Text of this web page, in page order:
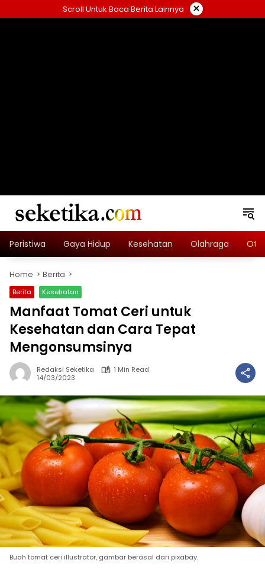
to
Scroll Untuk Baca Berita Lainnya ×
Peristiwa Gaya Hidup Kesehatan Olahraga
Home Berita
Berita Kesehatan
Manfaat Tomat Ceri untuk
Kesehatan dan Cara Tepat
Mengonsumsinya
Redaksi Seketika
1 Min Read
14/03/2023
Buah tomat ceri illustrator, gambar berasal dari pixabay.